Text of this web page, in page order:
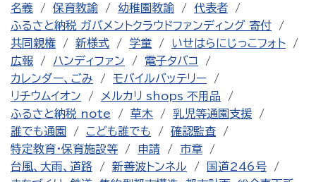
名義
保育教諭 幼稚園教諭
代表者
ふるさと納税 ガバメントクラウドファンディング 寄付
共同親権
新様式 学童
いせはらにじっこフォト
広報
ハンディファン
電子タバコ
カレンダー、ごみ
モバイルバッテリー
リチウムイオン
メルカリ shops 不用品
ふるさと納税 note
草木
乳児等通園支援
誰でも通園
こども誰でも
確認監査
特定教育・保育施設等
申請
市章
台風、大雨、道路
新善波トンネル
国道246号